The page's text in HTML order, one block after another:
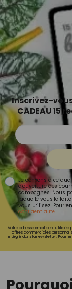
Inscrivez-
CADEAU 15
Je consens à ce
d'ouverture des
campagnes. Nous
laquelle vous le
vous utilisez. Pour
confidentialité.
Votre adresse email sera utilisée
offres commerciales
intégré dans la newsletter. Pour